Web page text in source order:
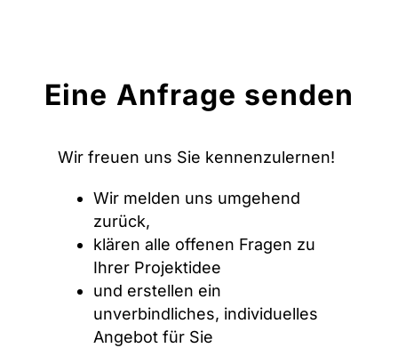
Eine Anfrage senden
Wir freuen uns Sie kennenzulernen!
Wir melden uns umgehend
zurück,
klären alle offenen Fragen zu
Ihrer Projektidee
und erstellen ein
unverbindliches, individuelles
Angebot für Sie